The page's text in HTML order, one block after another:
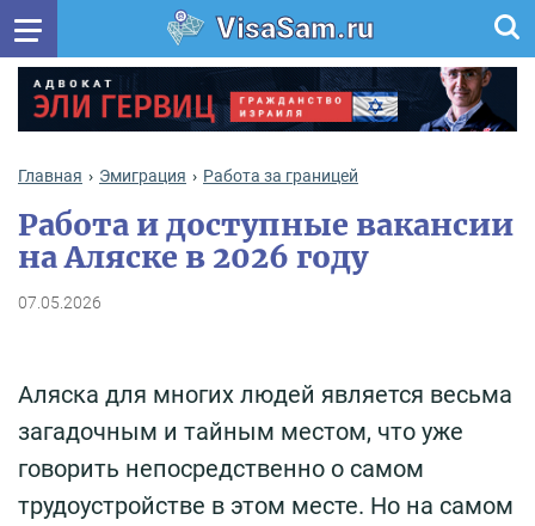
VisaSam.ru
Главная Эмиграция Работа за границей
Работа и доступные вакансии
на Аляске в 2026 году
07.05.2026
Аляска для многих людей является весьма
загадочным и тайным местом, что уже
говорить непосредственно о самом
трудоустройстве в этом месте. Но на самом